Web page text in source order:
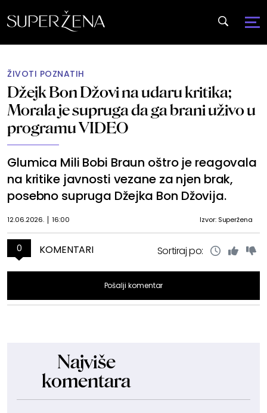
ŽIVOTI POZNATIH
Džejk Bon Džovi na udaru kritika;
Morala je supruga da ga brani uživo u
programu VIDEO
Glumica Mili Bobi Braun oštro je reagovala
na kritike javnosti vezane za njen brak,
posebno supruga Džejka Bon Džovija.
12.06.2026. 16:00 Izvor: Superžena
0 KOMENTARI Sortiraj po:
Pošalji komentar
Najviše
komentara